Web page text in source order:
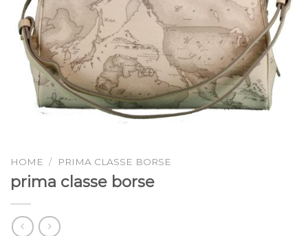
HOME / PRIMA CLASSE BORSE
prima classe borse